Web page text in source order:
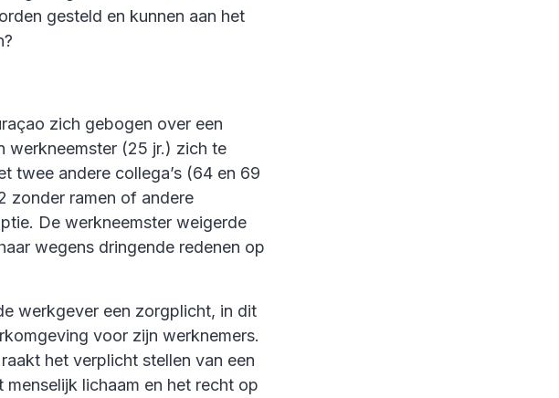
gesteld en kunnen aan het
zich gebogen over een
werkneemster (25 jr.) zich te
twee andere collega’s (64 en 69
zonder ramen of andere
De werkneemster weigerde
wegens dringende redenen op
werkgever een zorgplicht, in dit
voor zijn werknemers.
het verplicht stellen van een
lichaam en het recht op